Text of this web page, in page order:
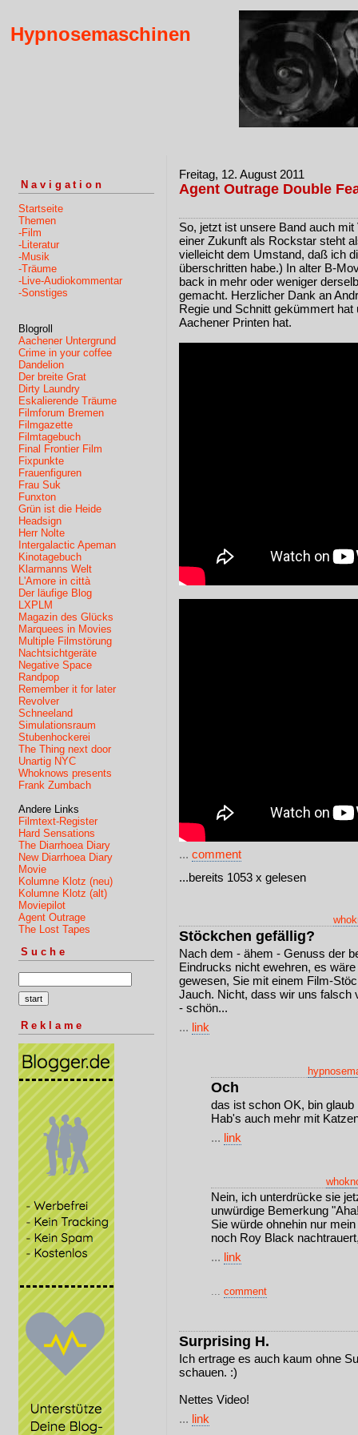
Hypnosemaschinen
Navigation
Startseite
Themen
-Film
-Literatur
-Musik
-Träume
-Live-Audiokommentar
-Sonstiges
Blogroll
Aachener Untergrund
Crime in your coffee
Dandelion
Der breite Grat
Dirty Laundry
Eskalierende Träume
Filmforum Bremen
Filmgazette
Filmtagebuch
Final Frontier Film
Fixpunkte
Frauenfiguren
Frau Suk
Funxton
Grün ist die Heide
Headsign
Herr Nolte
Intergalactic Apeman
Kinotagebuch
Klarmanns Welt
L'Amore in città
Der läufige Blog
LXPLM
Magazin des Glücks
Marquees in Movies
Multiple Filmstörung
Nachtsichtgeräte
Negative Space
Randpop
Remember it for later
Revolver
Schneeland
Simulationsraum
Stubenhockerei
The Thing next door
Unartig NYC
Whoknows presents
Frank Zumbach
Andere Links
Filmtext-Register
Hard Sensations
The Diarrhoea Diary
New Diarrhoea Diary
Movie
Kolumne Klotz (neu)
Kolumne Klotz (alt)
Moviepilot
Agent Outrage
The Lost Tapes
Suche
Reklame
Freitag, 12. August 2011
Agent Outrage Double
So, jetzt ist unsere Band auch
einer Zukunft als Rockstar steht
vielleicht dem Umstand, daß ich
überschritten habe.) In alter B-
back in mehr oder weniger
gemacht. Herzlicher Dank an
Regie und Schnitt gekümmert
Aachener Printen hat.
... comment
...bereits 1053 x gelesen
Stöckchen gefällig?
Nach dem - ähem - Genuss der
Eindrucks nicht ewehren, es
gewesen, Sie mit einem Film-
Jauch. Nicht, dass wir uns falsch
- schön...
... link
Och
das ist schon OK, bin
Hab's auch mehr mit
... link
Nein, ich unterdrücke sie
unwürdige Bemerkung
Sie würde ohnehin nur
noch Roy Black
... link
... comment
Surprising H.
Ich ertrage es auch kaum ohne
schauen. :)
Nettes Video!
... link